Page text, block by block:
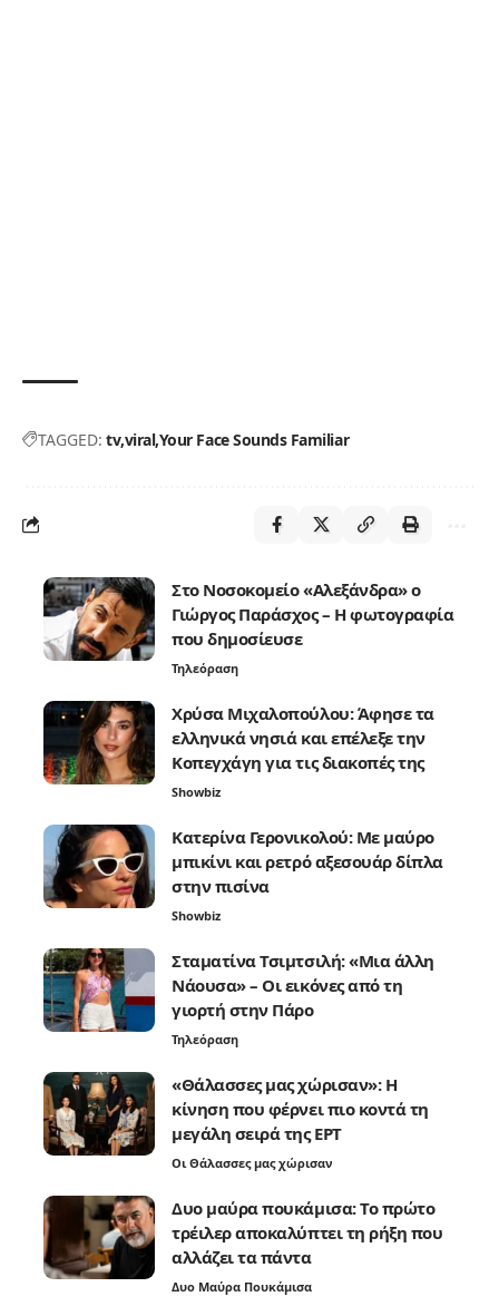
TAGGED: tv viralYour Face Sounds Familiar
Στο Νοσοκομείο «Αλεξάνδρα» ο
Γιώργος Παράσχος – Η φωτογραφία
που δημοσίευσε
Τηλεόραση
Χρύσα Μιχαλοπούλου: Άφησε τα
ελληνικά νησιά και επέλεξε την
Κοπεγχάγη για τις διακοπές της
Showbiz
Κατερίνα Γερονικολού: Με μαύρο
μπικίνι και ρετρό αξεσουάρ δίπλα
στην πισίνα
Showbiz
Σταματίνα Τσιμτσιλή: «Μια άλλη
Νάουσα» – Οι εικόνες από τη
γιορτή στην Πάρο
Τηλεόραση
«Θάλασσες μας χώρισαν»: Η
κίνηση που φέρνει πιο κοντά τη
μεγάλη σειρά της ΕΡΤ
Οι Θάλασσες μας χώρισαν
Δυο μαύρα πουκάμισα: Το πρώτο
τρέιλερ αποκαλύπτει τη ρήξη που
αλλάζει τα πάντα
Δυο Μαύρα Πουκάμισα